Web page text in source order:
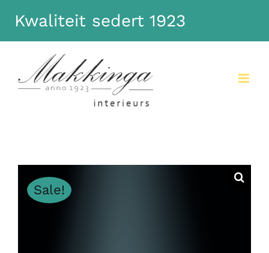
Sale!
Kwaliteit sedert 1923